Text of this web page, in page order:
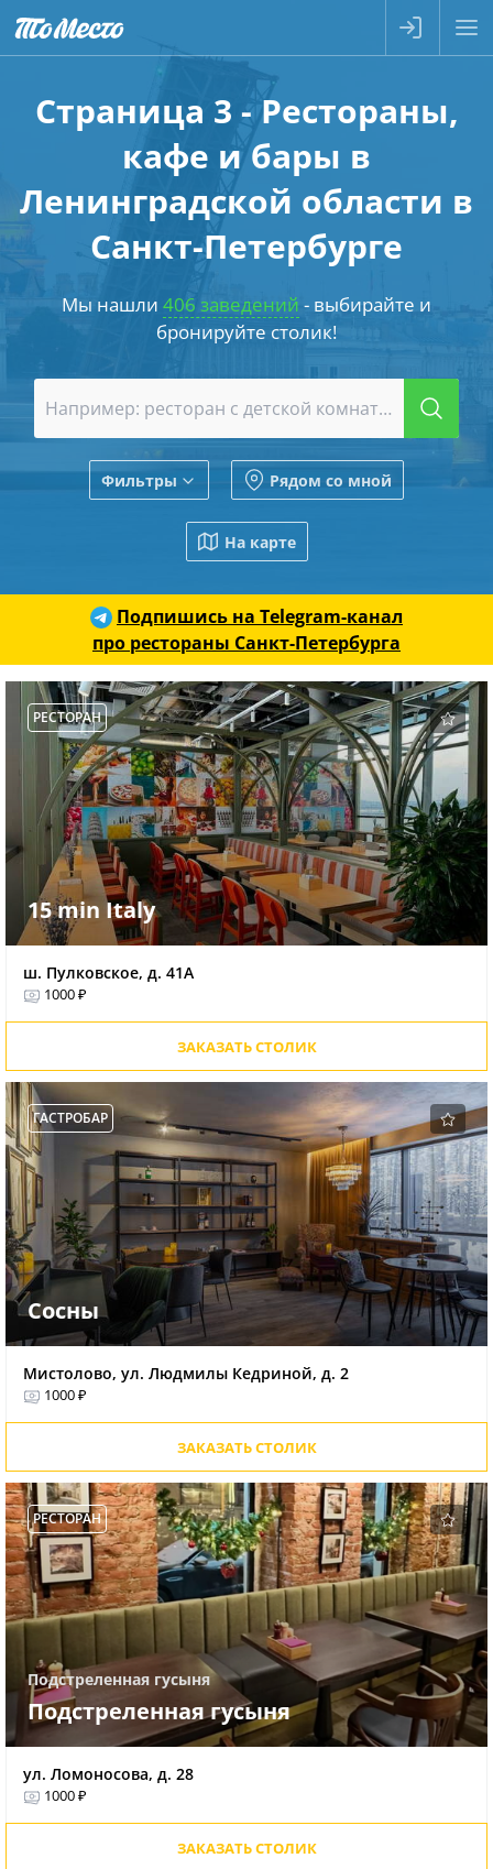
Страница 3 - Рестораны,
кафе и бары в
Ленинградской области в
Санкт-Петербурге
Мы нашли 406 заведений - выбирайте и
бронируйте столик!
Фильтры Рядом со мной
На карте
Подпишись на Telegram-канал
про рестораны Санкт-Петербурга
РЕСТОРАН
15 min Italy
ш. Пулковское, д. 41А
1000 ₽
ЗАКАЗАТЬ СТОЛИК
ГАСТРОБАР
Сосны
Мистолово, ул. Людмилы Кедриной, д. 2
1000 ₽
ЗАКАЗАТЬ СТОЛИК
РЕСТОРАН
Подстреленная гусыня
Подстреленная гусыня
ул. Ломоносова, д. 28
1000 ₽
ЗАКАЗАТЬ СТОЛИК